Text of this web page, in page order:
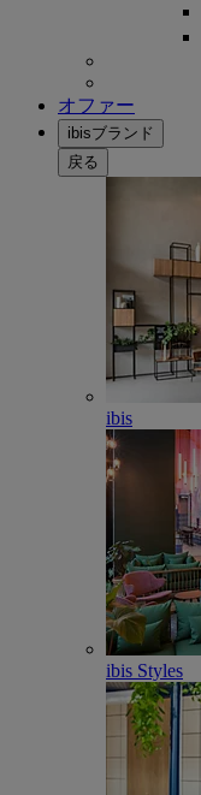
オファー
ibisブランド
戻る
ibis
ibis Styles